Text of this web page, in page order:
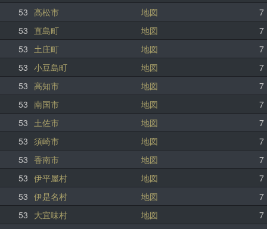
53 高松市 地図
7
53 直島町 地図
7
53 土庄町 地図
7
53 小豆島町 地図
7
53 高知市 地図
7
53 南国市 地図
7
53 土佐市 地図
7
53 須崎市 地図
7
53 香南市 地図
7
53 伊平屋村 地図
7
53 伊是名村 地図
7
53 大宜味村 地図
7